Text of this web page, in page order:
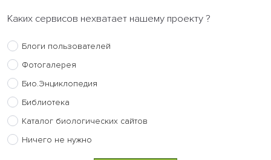
Каких сервисов нехватает нашему проекту ?
Блоги пользователей
Фотогалерея
Био.Энциклопедия
Библиотека
Каталог биологических сайтов
Ничего не нужно